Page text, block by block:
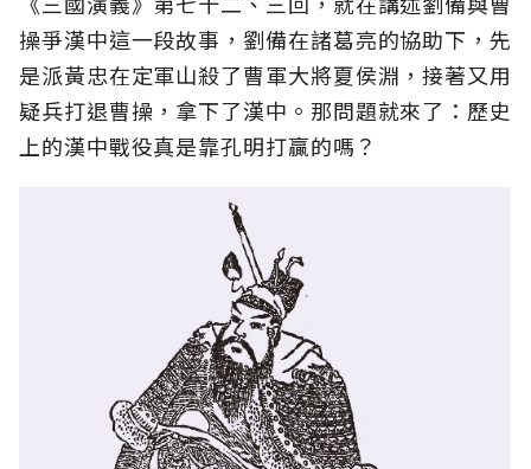
操爭漢中這一段故事，劉備在諸葛亮的協助下，先
是派黃忠在定軍山殺了曹軍大將夏侯淵，接著又用
疑兵打退曹操，拿下了漢中。那問題就來了：歷史
上的漢中戰役真是靠孔明打贏的嗎？